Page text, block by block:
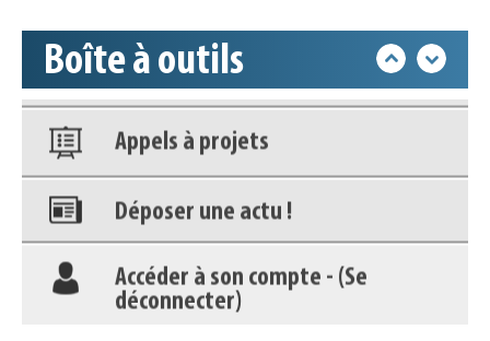
Boîte à outils
Nos veilles Scoop.it
Appels à projets
Déposer une actu !
Accéder à son compte - (Se
déconnecter)